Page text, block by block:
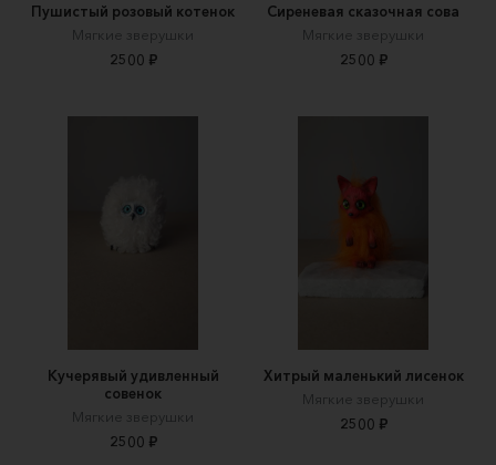
Пушистый розовый котенок
Мягкие зверушки
2500 ₽
Сиреневая сказочная сова
Мягкие зверушки
2500 ₽
Кучерявый удивленный
совенок
Мягкие зверушки
2500 ₽
Хитрый маленький лисенок
Мягкие зверушки
2500 ₽